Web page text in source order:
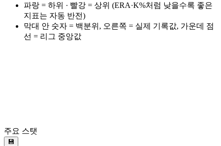
파랑 = 하위 · 빨강 = 상위 (ERA·K%처럼 낮을수록 좋은
지표는 자동 반전)
막대 안 숫자 = 백분위, 오른쪽 = 실제 기록값, 가운데 점
선 = 리그 중앙값
주요 스탯
💾